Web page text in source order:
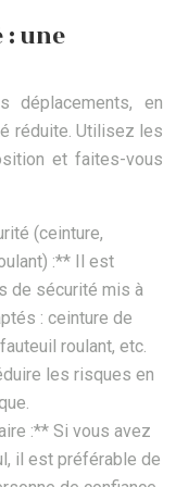
une
déplacements, en
réduite. Utilisez les
et faites-vous
(ceinture,
:** Il est
de sécurité mis à
: ceinture de
roulant, etc.
les risques en
:** Si vous avez
il est préférable de